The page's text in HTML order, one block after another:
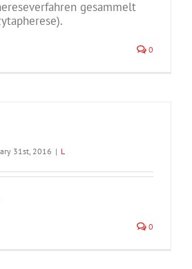
gesammelt
0
31st, 2016 | L
0